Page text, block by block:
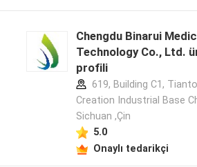
Chengdu Binarui
Technology Co., Ltd.
profili
619, Building C1,
Creation Industrial Base
Sichuan ,Çin
5.0
Onaylı tedarikçi